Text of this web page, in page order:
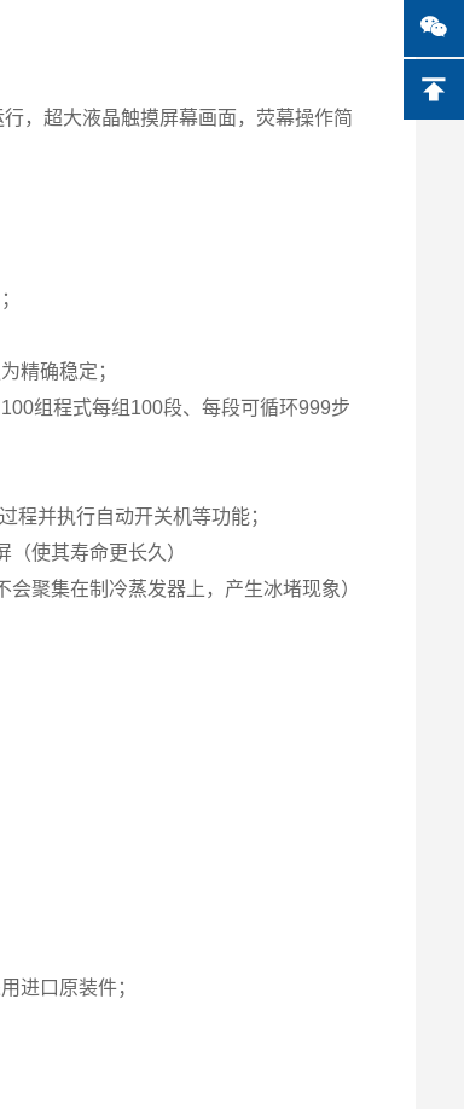
，超大液晶触摸屏幕画面，荧幕操作简
精确稳定；
组程式每组100段、每段可循环999步
程并执行自动开关机等功能；
使其寿命更长久）
聚集在制冷蒸发器上，产生冰堵现象）
进口原装件；